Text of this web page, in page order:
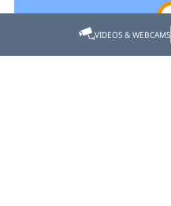
VIDEOS & WEBCAMS